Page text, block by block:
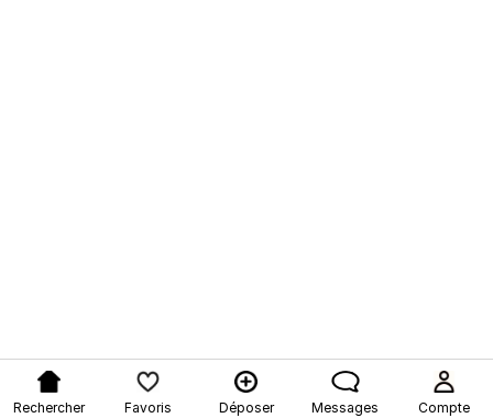
Rechercher Favoris Déposer Messages Compte